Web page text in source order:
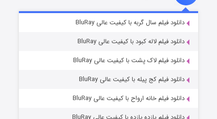
قسمت۲ (زیرنویس) منتشر شد دانلود فیلم سال گربه با کیفیت عالی BluRay
دانلود فیلم لاله کبود با کیفیت عالی BluRay
دانلود فیلم لاک پشت با کیفیت عالی BluRay
دانلود فیلم کج‌ پیله با کیفیت عالی BluRay
دانلود فیلم خانه ارواح با کیفیت عالی BluRay